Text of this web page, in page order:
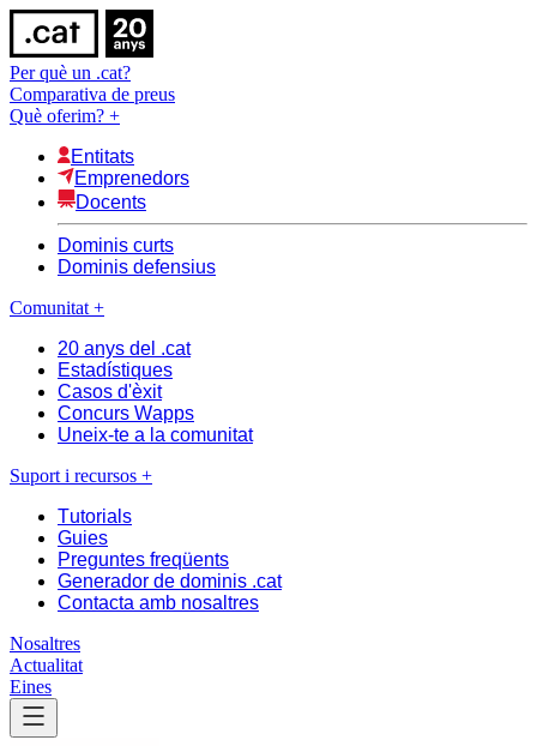
Per què un .cat?
Comparativa de preus
Què oferim? +
Entitats
Emprenedors
Docents
Dominis curts
Dominis defensius
Comunitat +
20 anys del .cat
Estadístiques
Casos d'èxit
Concurs Wapps
Uneix-te a la comunitat
Suport i recursos +
Tutorials
Guies
Preguntes freqüents
Generador de dominis .cat
Contacta amb nosaltres
Nosaltres
Actualitat
Eines